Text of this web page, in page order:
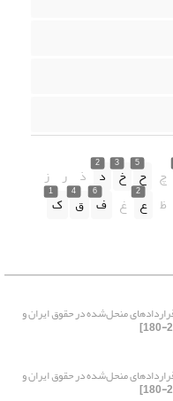
چ
5
ح
3
خ
2
د ذ ر ز
ظ
2
ع غ
6
ف
4
ق
1
ک
منحل‌شده در حقوق ایران و
منحل‌شده در حقوق ایران و